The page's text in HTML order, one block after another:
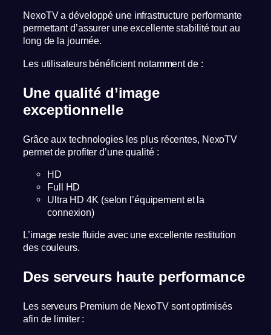
NexoTV a développé une infrastructure performante
permettant d’assurer une excellente stabilité tout au
long de la journée.
Les utilisateurs bénéficient notamment de :
Une qualité d’image
exceptionnelle
Grâce aux technologies les plus récentes, NexoTV
permet de profiter d’une qualité :
HD
Full HD
Ultra HD 4K (selon l’équipement et la
connexion)
L’image reste fluide avec une excellente restitution
des couleurs.
Des serveurs haute performance
Les serveurs Premium de NexoTV sont optimisés
afin de limiter :